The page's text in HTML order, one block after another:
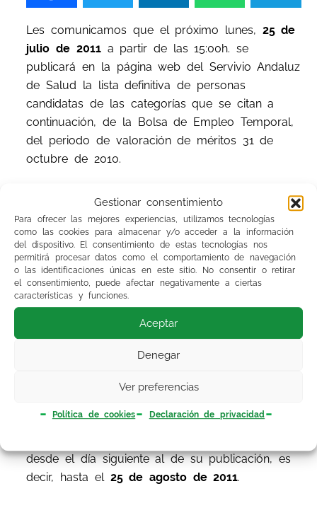
Gestionar consentimiento
Para ofrecer las mejores experiencias, utilizamos tecnologías
como las cookies para almacenar y/o acceder a la información
del dispositivo. El consentimiento de estas tecnologías nos
permitirá procesar datos como el comportamiento de navegación
o las identificaciones únicas en este sitio. No consentir o retirar
el consentimiento, puede afectar negativamente a ciertas
características y funciones.
Aceptar
Denegar
Ver preferencias
Política de cookies Declaración de privacidad
Les comunicamos que el próximo lunes, 25 de
julio de 2011a partir de las 15:00h. se
publicará en la página web del Servivio Andaluz
de Salud la lista definitiva de personas
candidatas de las categorías que se citan a
continuación, de la Bolsa de Empleo Temporal,
del periodo de valoración de méritos 31 de
octubre de 2010.
FEA Cirugía Oral y Maxilofacial.
FEA Neurocirugía.
Médico de Familia en plaza diferenciada de
Centros de Tranfusión Sanguinea.
resolución. Contra la misma se podrá interponer
desde el día siguiente al de su publicación, es
decir, hasta el 25 de agosto de 2011.